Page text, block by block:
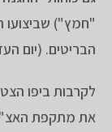
"חמץ") שביצועו
הבריטים. (יום העזיבה
לקרבות ביפו
את מתקפת האצ"ל